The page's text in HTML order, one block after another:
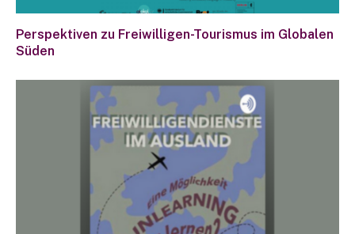
Perspektiven zu Freiwilligen-Tourismus im Globalen
Süden